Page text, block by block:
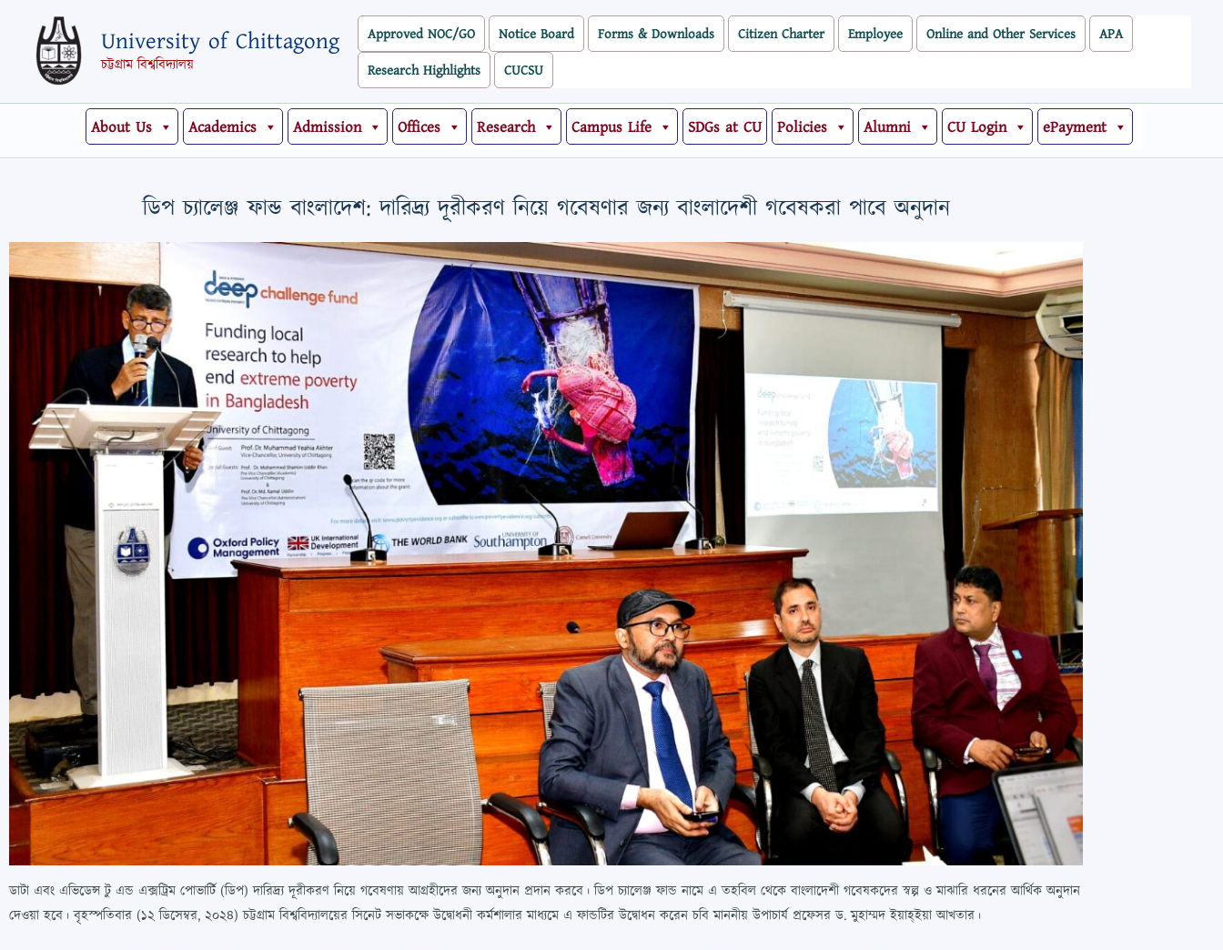
content
University of Chittagong
চট্টগ্রাম বিশ্ববিদ্যালয়
Approved NOC/GO Notice Board Forms & Downloads Citizen Charter Employee Online and Other Services
APA
Research Highlights
CUCSU
About Us Academics Admission Offices Research Campus Life SDGs at CU Policies Alumni CU Login ePayment
ডিপ চ্যালেঞ্জ ফান্ড বাংলাদেশ: দারিদ্র্য দূরীকরণ নিয়ে গবেষণার জন্য বাংলাদেশী গবেষকরা পাবে অনুদান
ডাটা এবং এভিডেন্স টু এন্ড এক্সট্রিম পোভার্টি (ডিপ) দারিদ্র্য দূরীকরণ নিয়ে গবেষণায় আগ্রহীদের জন্য অনুদান প্রদান করবে। ডিপ চ্যালেঞ্জ ফান্ড নামে এ তহবিল থেকে বাংলাদেশী গবেষকদের স্বল্প ও মাঝারি ধরনের আর্থিক অনুদান
দেওয়া হবে। বৃহস্পতিবার (১২ ডিসেম্বর, ২০২৪) চট্টগ্রাম বিশ্ববিদ্যালয়ের সিনেট সভাকক্ষে উদ্বোধনী কর্মশালার মাধ্যমে এ ফান্ডটির উদ্বোধন করেন চবি মাননীয় উপাচার্য প্রফেসর ড. মুহাম্মদ ইয়াহ্ইয়া আখতার।